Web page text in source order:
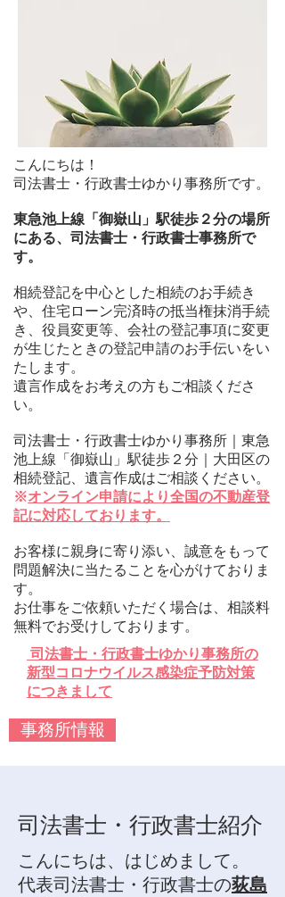
こんにちは！
司法書士・行政書士ゆかり事務所です。
東急池上線「御嶽山」駅徒歩２分の場所
にある、司法書士・行政書士事務所で
す。
相続登記を中心とした相続のお手続き
や、住宅ローン完済時の抵当権抹消手続
き、役員変更等、会社の登記事項に変更
が生じたときの登記申請のお手伝いをい
たします。
​遺言作成をお考えの方もご相談くださ
い。
司法書士・行政書士ゆかり事務所｜東急
池上線「御嶽山」駅徒歩２分｜大田区の
相続登記、遺言作成はご相談ください。
​※オンライン申請により全国の不動産登
記に対応しております。
お客様に親身に寄り添い、誠意をもって
問題解決に当たることを心がけておりま
す。
​お仕事をご依頼いただく場合は、相談料
無料でお受けしております。
司法書士・行政書士ゆかり事務所の
新型コロナウイルス感染症予防対策
につきまして
事務所情報
司法書士・行政書士紹介
こんにちは、はじめまして。
代表司法書士・行政書士の荻島